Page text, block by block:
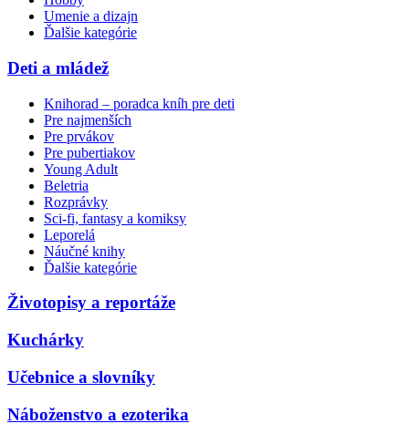
Umenie a dizajn
Ďalšie kategórie
Deti a mládež
Knihorad – poradca kníh pre deti
Pre najmenších
Pre prvákov
Pre pubertiakov
Young Adult
Beletria
Rozprávky
Sci-fi, fantasy a komiksy
Leporelá
Náučné knihy
Ďalšie kategórie
Životopisy a reportáže
Kuchárky
Učebnice a slovníky
Náboženstvo a ezoterika